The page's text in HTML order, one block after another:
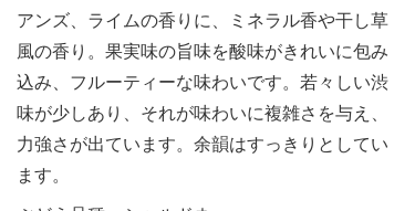
アンズ、ライムの香りに、ミネラル香や干し草
風の香り。果実味の旨味を酸味がきれいに包み
込み、フルーティーな味わいです。若々しい渋
味が少しあり、それが味わいに複雑さを与え、
力強さが出ています。余韻はすっきりとしてい
ます。